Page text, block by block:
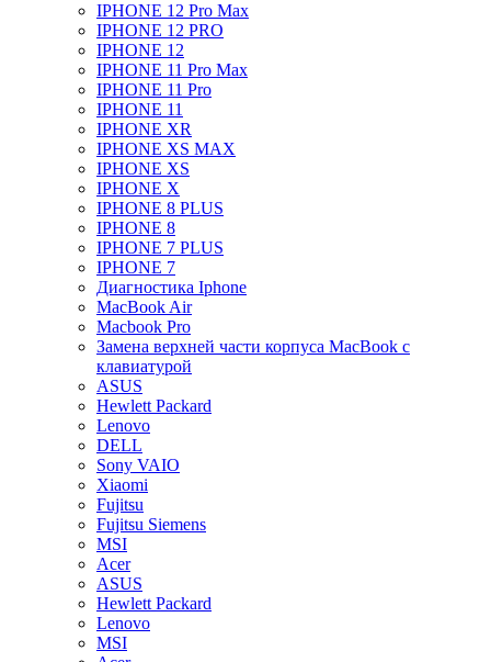
IPHONE 12 Pro Max
IPHONE 12 PRO
IPHONE 12
IPHONE 11 Pro Max
IPHONE 11 Pro
IPHONE 11
IPHONE XR
IPHONE XS MAX
IPHONE XS
IPHONE X
IPHONE 8 PLUS
IPHONE 8
IPHONE 7 PLUS
IPHONE 7
Диагностика Iphone
MacBook Air
Macbook Pro
Замена верхней части корпуса MacBook с
клавиатурой
ASUS
Hewlett Packard
Lenovo
DELL
Sony VAIO
Xiaomi
Fujitsu
Fujitsu Siemens
MSI
Acer
ASUS
Hewlett Packard
Lenovo
MSI